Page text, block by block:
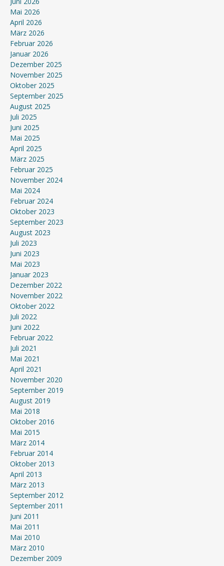
Mai 2026
April 2026
März 2026
Februar 2026
Januar 2026
Dezember 2025
November 2025
Oktober 2025
September 2025
August 2025
Juli 2025
Juni 2025
Mai 2025
April 2025
März 2025
Februar 2025
November 2024
Mai 2024
Februar 2024
Oktober 2023
September 2023
August 2023
Juli 2023
Juni 2023
Mai 2023
Januar 2023
Dezember 2022
November 2022
Oktober 2022
Juli 2022
Juni 2022
Februar 2022
Juli 2021
Mai 2021
April 2021
November 2020
September 2019
August 2019
Mai 2018
Oktober 2016
Mai 2015
März 2014
Februar 2014
Oktober 2013
April 2013
März 2013
September 2012
September 2011
Juni 2011
Mai 2011
Mai 2010
März 2010
Dezember 2009